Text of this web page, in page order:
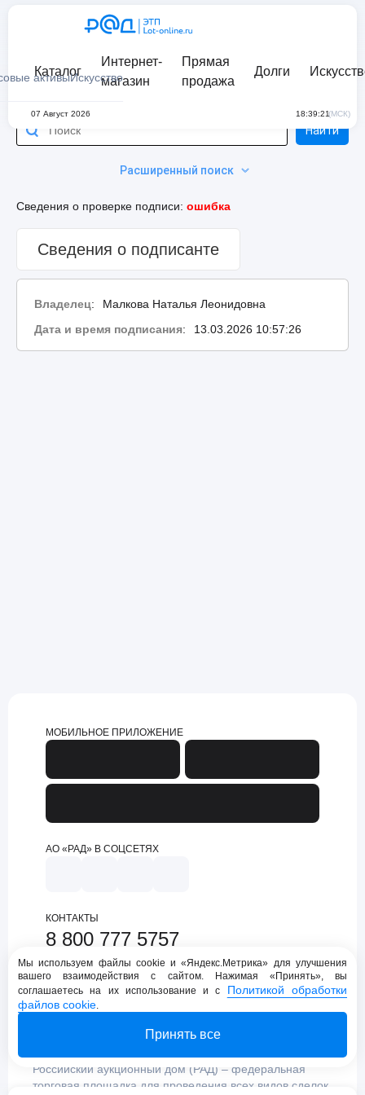
активыИскусство
Каталог
Интернет-
магазин
Прямая
продажа
Долги
07 Август 2026 18:39:21(МСК)
Расширенный поиск
Найти
Сведения о проверке подписи: ошибка
Сведения о подписанте
Владелец:
Малкова Наталья Леонидовна
Дата и время подписания: 13.03.2026 10:57:26
МОБИЛЬНОЕ ПРИЛОЖЕНИЕ
АО «РАД» В СОЦСЕТЯХ
КОНТАКТЫ
8 800 777 5757
support@lot-online.ru
Техническая поддержка
Российский аукционный дом (РАД) – федеральная
торговая площадка для проведения всех видов сделок
Мы используем файлы cookie и «Яндекс.Метрика» для улучшения
вашего взаимодействия с сайтом. Нажимая «Принять», вы
соглашаетесь на их использование и с Политикой обработки
файлов cookie.
Принять все